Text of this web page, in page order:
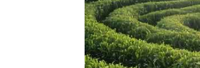
子，能泡一下午。有人评价说第一泡
——这正是手工龙井的特点，它不像那
才会把它的好一层一层地展露给你。